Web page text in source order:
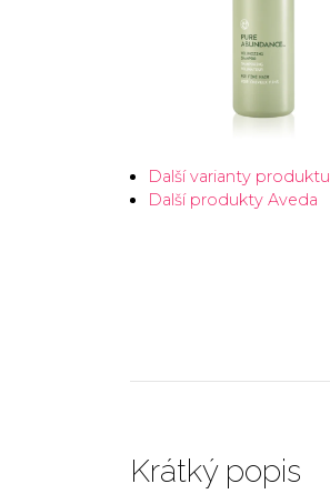
Další varianty produktu
Další produkty Aveda
Krátký popis